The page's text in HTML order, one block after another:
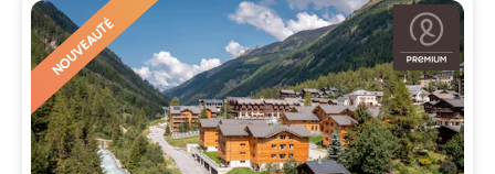
NOUVEAUTÉ